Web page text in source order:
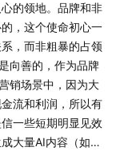
效的学科
热爱生活的人不
的领地。品牌和非
，这个使命初心一
，而非粗暴的占领
向善的，作为品牌
销场景中，因为大
流和利润，所以有
一些短期明显见效
大量AI内容（如文
排名，类似于传统